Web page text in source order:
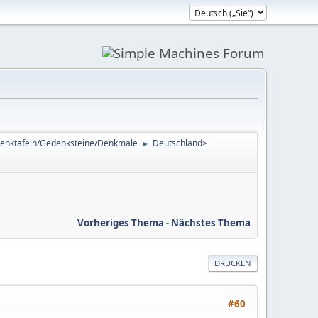
Gedenksteine/Denkmale ► Deutschland>
Vorheriges Thema - Nächstes Thema
DRUCKEN
#60